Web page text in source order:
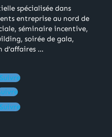
spécialisée dans
entreprise au nord de
séminaire incentive,
soirée de gala,
d’affaires …
Suivre
Suivre